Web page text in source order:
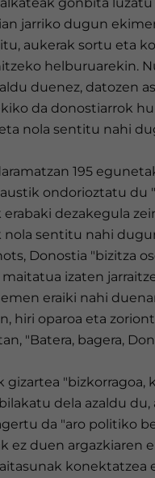
jarriko dugun
aukerak sortu eta
helburuarekin.
duenez, datozen
da donostiarrok
nola sentitu nahi
195
ondorioztatu du
erabaki dezakegula
nola sentitu nahi
Donostia "bizitza
izaten
eraiki nahi
hiri oparoa eta
"Batera, bagera,
gizartea "bizkorragoa,
dela azaldu
da "aro politiko
ez duen argazkiaren
konektatzea